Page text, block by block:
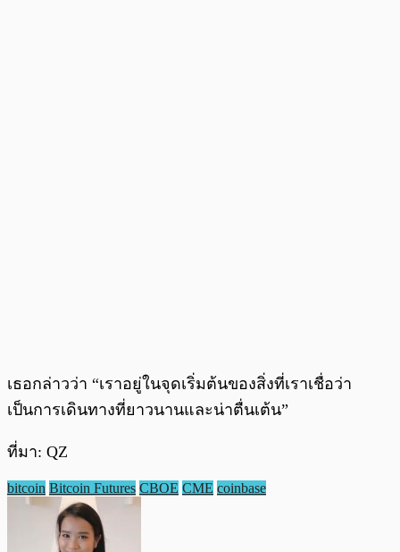
เธอกล่าวว่า “เราอยู่ในจุดเริ่มต้นของสิ่งที่เราเชื่อว่า
เป็นการเดินทางที่ยาวนานและน่าตื่นเต้น”
ที่มา: QZ
bitcoin Bitcoin Futures CBOE CME coinbase